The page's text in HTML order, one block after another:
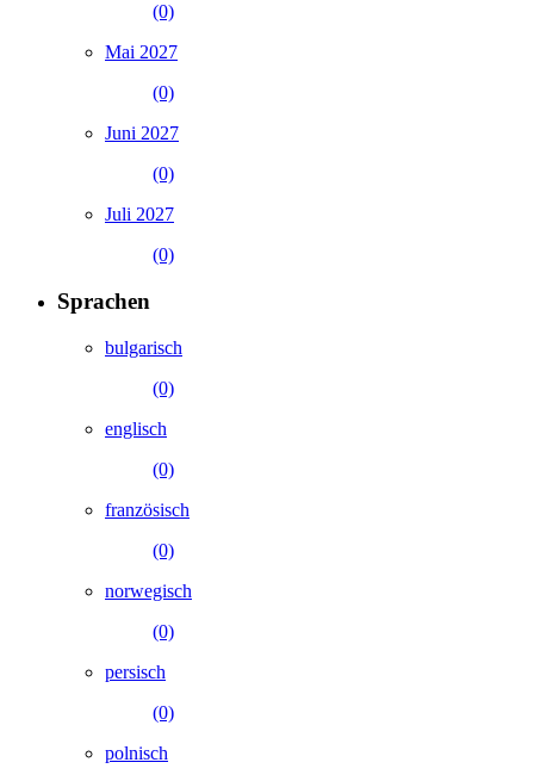
(0)
Mai 2027
(0)
Juni 2027
(0)
Juli 2027
(0)
Sprachen
bulgarisch
(0)
englisch
(0)
französisch
(0)
norwegisch
(0)
persisch
(0)
polnisch